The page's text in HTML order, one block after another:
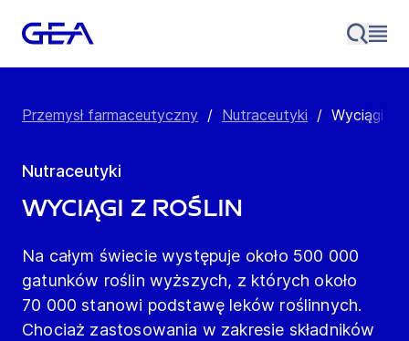
Przemysł farmaceutyczny / Nutraceutyki / Wyciągi z
Nutraceutyki
Wyciągi z roślin
Na całym świecie występuje około 500 000
gatunków roślin wyższych, z których około
70 000 stanowi podstawę leków roślinnych.
Chociaż zastosowania w zakresie składników